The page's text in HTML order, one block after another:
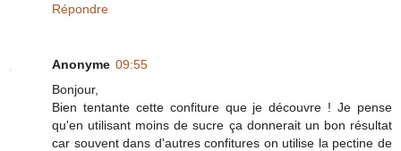
Répondre
Anonyme 09:55
Bonjour,
Bien tentante cette confiture que je découvre ! Je pense
qu'en utilisant moins de sucre ça donnerait un bon résultat
car souvent dans d'autres confitures on utilise la pectine de